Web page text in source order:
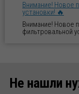
Внимание! Новое
установки! 🔥
Внимание! Новое
фильтровальной
цинкования:
«под ключ»!
Не нашли